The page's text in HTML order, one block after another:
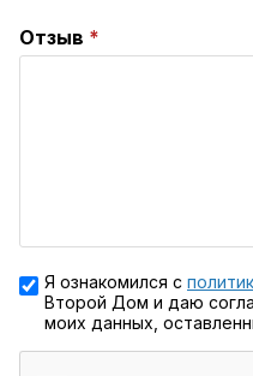
Отзыв
Я ознакомился с
Второй Дом и даю
моих данных,